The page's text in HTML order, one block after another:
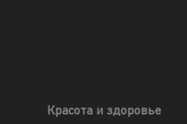
Красота и здоровье